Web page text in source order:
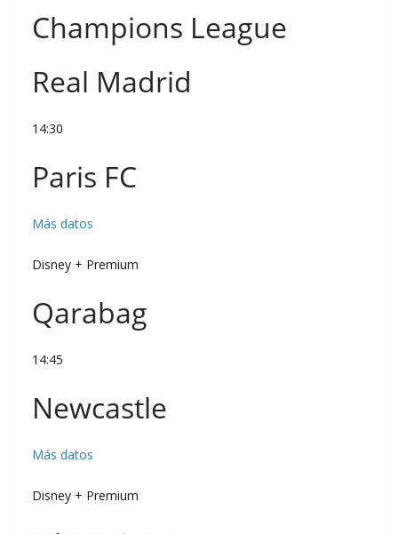
Champions League
Real Madrid
14:30
Paris FC
Más datos
Disney + Premium
Qarabag
14:45
Newcastle
Más datos
Disney + Premium